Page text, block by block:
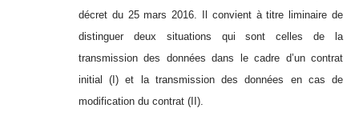
décret du 25 mars 2016. Il convient à titre liminaire de
distinguer deux situations qui sont celles de la
transmission des données dans le cadre d’un contrat
initial (I) et la transmission des données en cas de
modification du contrat (II).